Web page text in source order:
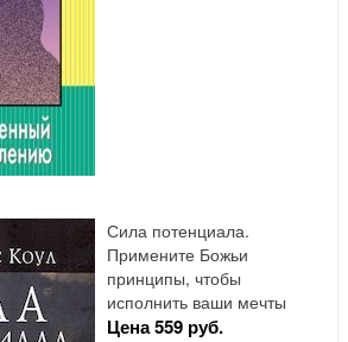
Сила потенциала.
Примените Божьи
принципы, чтобы
исполнить ваши мечты
Цена 559 руб.